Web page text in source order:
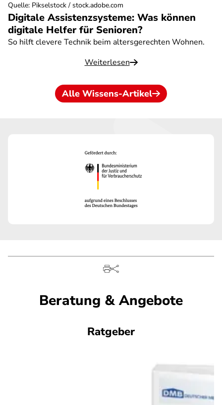
Digitale Assistenzsysteme: Was können
digitale Helfer für Senioren?
So hilft clevere Technik beim altersgerechten Wohnen.
Weiterlesen
Quelle: Pikselstock / stock.adobe.com
Alle Wissens-Artikel
Beratung & Angebote
Ratgeber